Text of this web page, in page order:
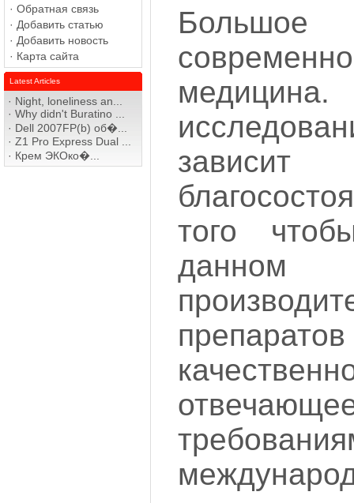
· Обратная связь
· Добавить статью
· Добавить новость
· Карта сайта
Latest Articles
· Night, loneliness an...
· Why didn't Buratino ...
· Dell 2007FP(b) об�...
· Z1 Pro Express Dual ...
· Крем ЭКОко�...
Большое
того
данном